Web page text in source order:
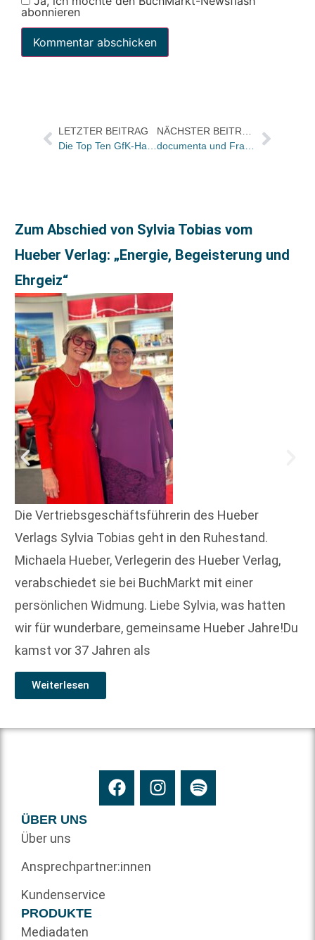
abonnieren
LETZTER BEITRAG
Zum Abschied von Sylvia Tobias vom
Hueber Verlag: „Energie, Begeisterung und
Ehrgeiz“
Die Vertriebsgeschäftsführerin des Hueber
Verlags Sylvia Tobias geht in den Ruhestand.
Michaela Hueber, Verlegerin des Hueber Verlag,
verabschiedet sie bei BuchMarkt mit einer
persönlichen Widmung. Liebe Sylvia, was hatten
wir für wunderbare, gemeinsame Hueber Jahre!Du
kamst vor 37 Jahren als
Weiterlesen
ÜBER UNS
Über uns
Ansprechpartner:innen
Kundenservice
PRODUKTE
Mediadaten